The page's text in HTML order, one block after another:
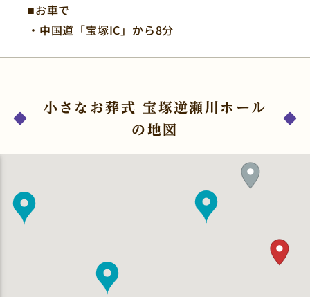
■お車で
・中国道「宝塚IC」から8分
小さなお葬式 宝塚逆瀬川ホール
の地図